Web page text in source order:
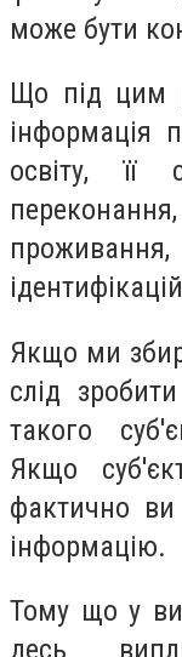
може бути
Що під цим
інформація
освіту, її
Якщо ми
слід
такого
Якщо
фактично
інформацію.
Тому що у
десь